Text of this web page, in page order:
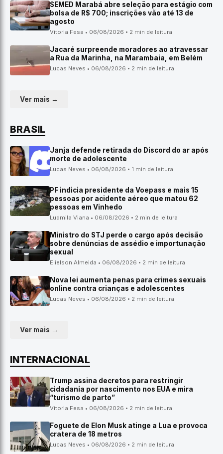
SEMED Marabá abre seleção para estágio com
bolsa de R$ 700; inscrições vão até 13 de
agosto
Vitoria Fesa • 06/08/2026 • 2 min de leitura
Jacaré surpreende moradores ao atravessar
a Rua da Marinha, na Marambaia, em Belém
Lucas Neves • 06/08/2026 • 2 min de leitura
Ver mais →
BRASIL
Janja defende retirada do Discord do ar após
morte de adolescente
Lucas Neves • 06/08/2026 • 1 min de leitura
PF indicia presidente da Voepass e mais 15
pessoas por acidente aéreo que matou 62
pessoas em Vinhedo
Ludmila Viana • 06/08/2026 • 2 min de leitura
Ministro do STJ perde o cargo após decisão
sobre denúncias de assédio e importunação
sexual
Elielson Almeida • 06/08/2026 • 2 min de leitura
Nova lei aumenta penas para crimes sexuais
online contra crianças e adolescentes
Lucas Neves • 06/08/2026 • 2 min de leitura
Ver mais →
INTERNACIONAL
Trump assina decretos para restringir
cidadania por nascimento nos EUA e mira
“turismo de parto”
Vitoria Fesa • 06/08/2026 • 2 min de leitura
Foguete de Elon Musk atinge a Lua e provoca
cratera de 18 metros
Lucas Neves • 06/08/2026 • 2 min de leitura